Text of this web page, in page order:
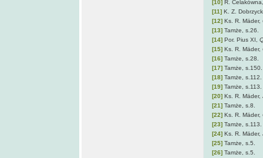
[10] R.
[11] K. Z.
[12] Ks. R. Mäder,
[13] Tamże, s.26.
[14] Por. Pius XI,
[15] Ks. R. Mäder,
[16] Tamże, s.28.
[17] Tamże, s.150.
[18] Tamże, s.112.
[19] Tamże, s.113.
[20] Ks. R. Mäder,
[21] Tamże, s.8.
[22] Ks. R. Mäder,
[23] Tamże, s.113.
[24] Ks. R. Mäder,
[25] Tamże, s.5.
[26] Tamże, s.5.